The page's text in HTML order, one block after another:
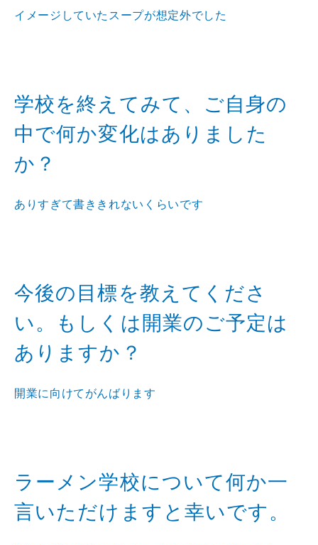
イメージしていたスープが想定外でした
学校を終えてみて、ご自身の
中で何か変化はありました
か？
ありすぎて書ききれないくらいです
今後の目標を教えてくださ
い。もしくは開業のご予定は
ありますか？
開業に向けてがんばります
ラーメン学校について何か一
言いただけますと幸いです。